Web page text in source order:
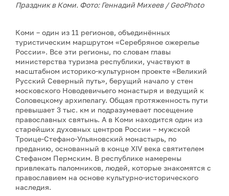
Праздник в Коми. Фото: Геннадий Михеев / GeoPhoto
Коми – один из 11 регионов, объединённых
туристическим маршрутом «Серебряное ожерелье
России». Все эти регионы, по словам главы
министерства туризма республики, участвуют в
масштабном историко-культурном проекте «Великий
Русский Северный путь», берущий начало у стен
московского Новодевичьего монастыря и ведущий к
Соловецкому архипелагу. Общая протяженность пути
превышает 3 тыс. км и подразумевает посещение
православных святынь. А в Коми находится один из
старейших духовных центров России – мужской
Троице-Стефано-Ульяновский монастырь, по
преданию, основанный в конце XIV века святителем
Стефаном Пермским. В республике намерены
привлекать паломников, людей, которые знакомятся с
православием на основе культурно-исторического
наследия.